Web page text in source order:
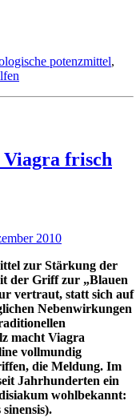
potenzmittel,
frisch
2010
zur Stärkung der
der Griff zur „Blauen
vertraut, statt sich auf
Nebenwirkungen
macht Viagra
vollmundig
die Meldung. Im
Jahrhunderten ein
wohlbekannt: